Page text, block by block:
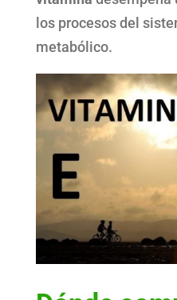
los procesos del
metabólico.